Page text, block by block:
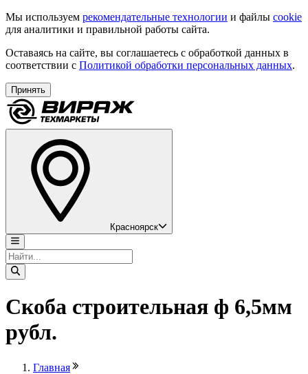
Мы используем рекомендательные технологии и файлы cookie
для аналитики и правильной работы сайта.
Оставаясь на сайте, вы соглашаетесь с обработкой данных в
соответствии с Политикой обработки персональных данных.
Принять
Красноярск
Скоба строительная ф 6,5мм
рубл.
Главная